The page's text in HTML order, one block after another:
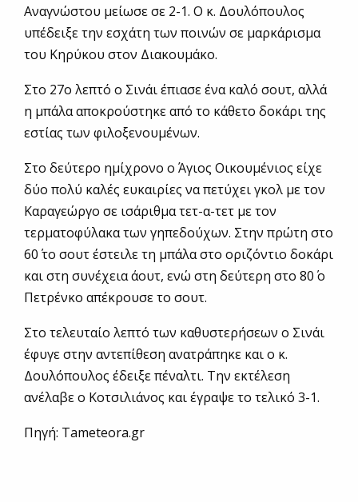
Αναγνώστου μείωσε σε 2-1. Ο κ. Δουλόπουλος
υπέδειξε την εσχάτη των ποινών σε μαρκάρισμα
του Κηρύκου στον Διακουμάκο.
Στο 27ο λεπτό ο Σινάι έπιασε ένα καλό σουτ, αλλά
η μπάλα αποκρούστηκε από το κάθετο δοκάρι της
εστίας των φιλοξενουμένων.
Στο δεύτερο ημίχρονο ο Άγιος Οικουμένιος είχε
δύο πολύ καλές ευκαιρίες να πετύχει γκολ με τον
Καραγεώργο σε ισάριθμα τετ-α-τετ με τον
τερματοφύλακα των γηπεδούχων. Στην πρώτη στο
60΄ το σουτ έστειλε τη μπάλα στο οριζόντιο δοκάρι
και στη συνέχεια άουτ, ενώ στη δεύτερη στο 80΄ ο
Πετρένκο απέκρουσε το σουτ.
Στο τελευταίο λεπτό των καθυστερήσεων ο Σινάι
έφυγε στην αντεπίθεση ανατράπηκε και ο κ.
Δουλόπουλος έδειξε πέναλτι. Την εκτέλεση
ανέλαβε ο Κοτσιλιάνος και έγραψε το τελικό 3-1.
Πηγή: Τameteora.gr